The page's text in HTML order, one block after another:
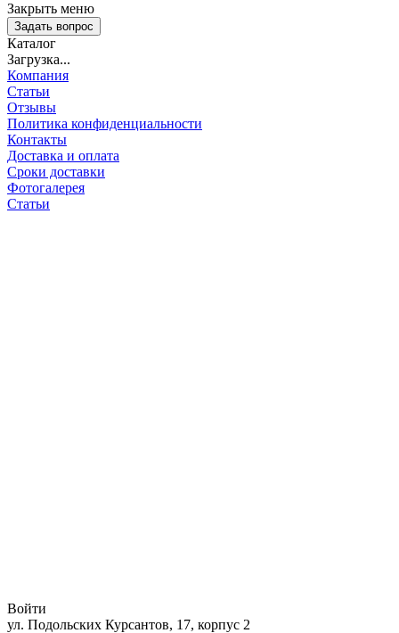
Закрыть меню
Задать вопрос
Каталог
Загрузка...
Компания
Статьи
Отзывы
Политика конфиденциальности
Контакты
Доставка и оплата
Сроки доставки
Фотогалерея
Статьи
Войти
ул. Подольских Курсантов, 17, корпус 2